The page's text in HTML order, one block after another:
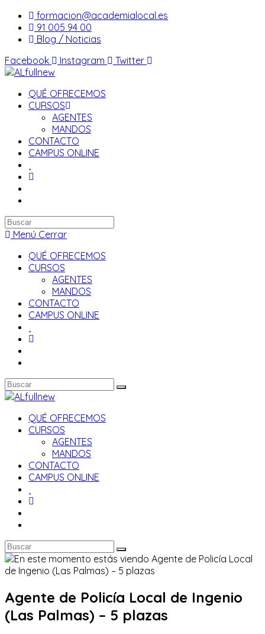
Saltar
contenido
formacion@academialocal.es
91 005 94 00
Blog / Noticias
Facebook
Instagram Twitter
QUÉ OFRECEMOS
CURSOS
AGENTES
MANDOS
CONTACTO
CAMPUS ONLINE
Buscar
en
web
Menú Cerrar
QUÉ OFRECEMOS
CURSOS
AGENTES
MANDOS
CONTACTO
CAMPUS ONLINE
QUÉ OFRECEMOS
CURSOS
AGENTES
MANDOS
CONTACTO
CAMPUS ONLINE
Agente de Policía Local de Ingenio
(Las Palmas) – 5 plazas